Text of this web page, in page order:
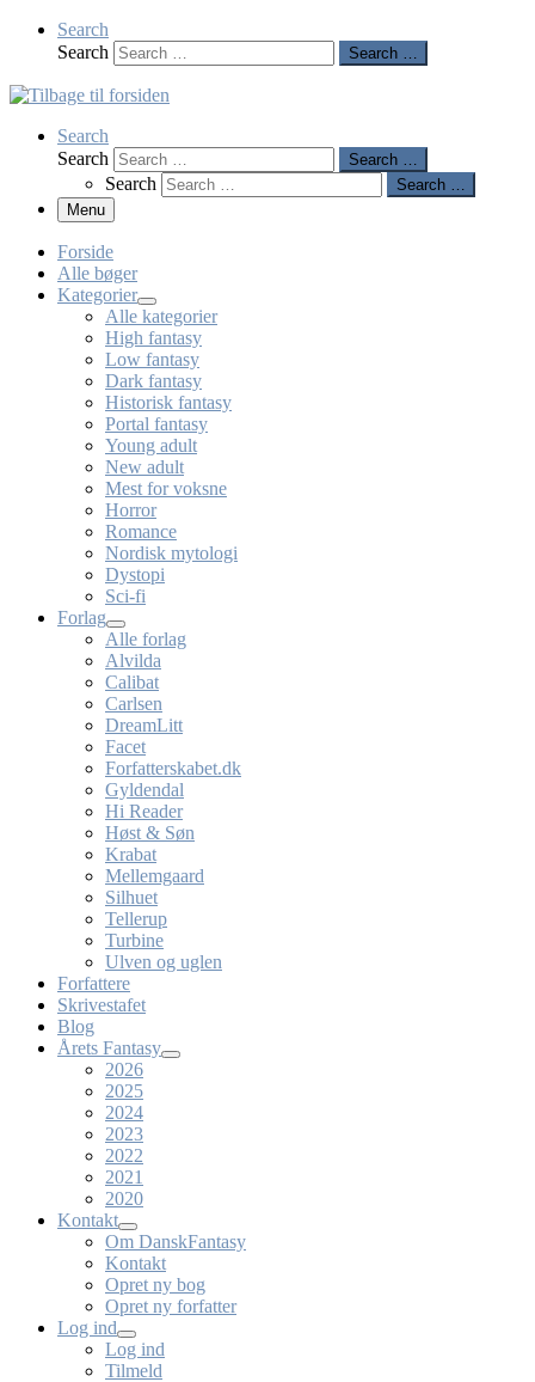
Search
Search
Search …
Search
Search
Search …
Search
Search …
Menu
Forside
Alle bøger
Kategorier
Alle kategorier
High fantasy
Low fantasy
Dark fantasy
Historisk fantasy
Portal fantasy
Young adult
New adult
Mest for voksne
Horror
Romance
Nordisk mytologi
Dystopi
Sci-fi
Forlag
Alle forlag
Alvilda
Calibat
Carlsen
DreamLitt
Facet
Forfatterskabet.dk
Gyldendal
Hi Reader
Høst & Søn
Krabat
Mellemgaard
Silhuet
Tellerup
Turbine
Ulven og uglen
Forfattere
Skrivestafet
Blog
Årets Fantasy
2026
2025
2024
2023
2022
2021
2020
Kontakt
Om DanskFantasy
Kontakt
Opret ny bog
Opret ny forfatter
Log ind
Log ind
Tilmeld